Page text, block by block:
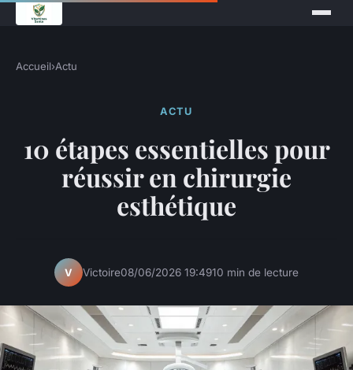
Accueil›Actu
ACTU
10 étapes essentielles pour
réussir en chirurgie
esthétique
V Victoire08/06/2026 19:4910 min de lecture